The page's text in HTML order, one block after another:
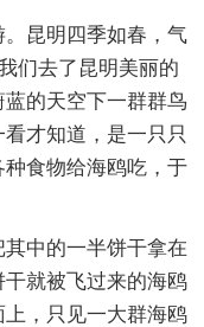
昆明四季如春，气
们去了昆明美丽的
的天空下一群群鸟
才知道，是一只只
食物给海鸥吃，于
中的一半饼干拿在
就被飞过来的海鸥
，只见一大群海鸥